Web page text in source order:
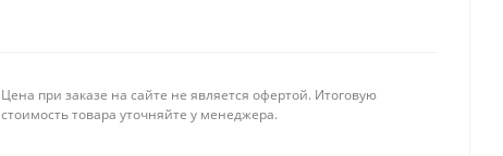
Цена при заказе на сайте не является офертой. Итоговую
стоимость товара уточняйте у менеджера.